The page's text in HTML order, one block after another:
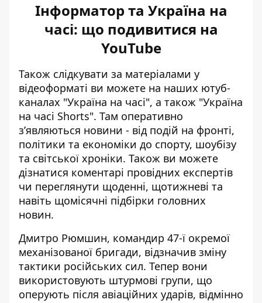
Інформатор та Україна на
часі: що подивитися на
YouTube
Також слідкувати за матеріалами у
відеоформаті ви можете на наших ютуб-
каналах "Україна на часі", а також "Україна
на часі Shorts". Там оперативно
зʼявляються новини - від подій на фронті,
політики та економіки до спорту, шоубізу
та світської хроніки. Також ви можете
дізнатися коментарі провідних експертів
чи переглянути щоденні, щотижневі та
навіть щомісячні підбірки головних
новин.
Дмитро Рюмшин, командир 47-ї окремої
механізованої бригади, відзначив зміну
тактики російських сил. Тепер вони
використовують штурмові групи, що
оперують після авіаційних ударів, відмінно